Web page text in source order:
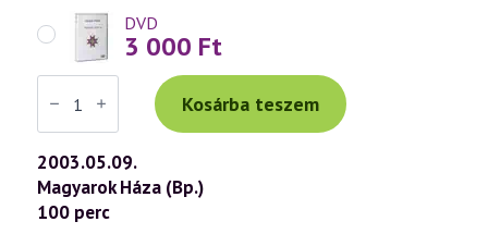
DVD
3 000 Ft
Váradi
Tibor
előadás
(299)
—
„Isten,
áldd
meg
a
Kosárba teszem
2003.05.09.
Magyarok Háza (Bp.)
100 perc